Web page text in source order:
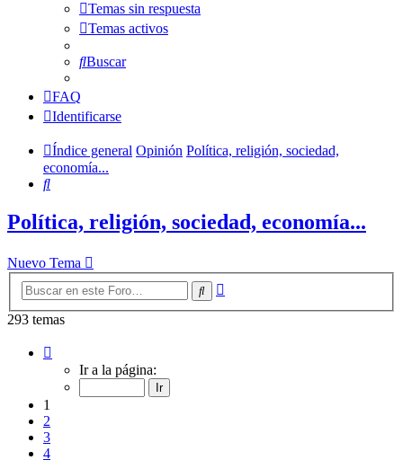
Temas sin respuesta
Temas activos
Buscar
FAQ
Identificarse
Índice general Opinión Política, religión, sociedad,
economía...
Buscar
Política, religión, sociedad, economía...
Nuevo Tema
Buscar
293 temas
Ir a la página:
1
2
3
4